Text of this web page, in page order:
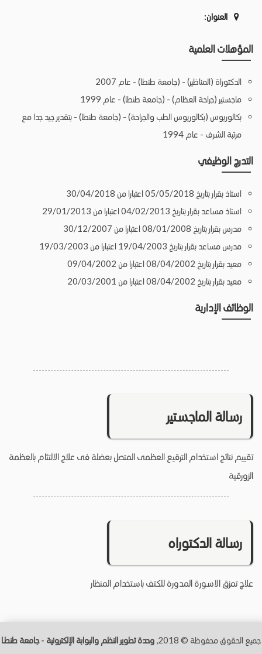
العنوان:
المؤهلات العلمية
الدكتوراة (المناظير) - (جامعة طنطا) - عام 2007
ماجستير (جراحة العظام) - (جامعة طنطا) - عام 1999
بكالوريوس (بكالوريوس الطب والجراحة) - (جامعة طنطا) - بتقدير جيد جدا مع
مرتبة الشرف - عام 1994
التدرج الوظيفي
استاذ بقرار بتاريخ 05/05/2018 اعتبارا من 30/04/2018
استاذ مساعد بقرار بتاريخ 04/02/2013 اعتبارا من 29/01/2013
مدرس بقرار بتاريخ 08/01/2008 اعتبارا من 30/12/2007
مدرس مساعد بقرار بتاريخ 19/04/2003 اعتبارا من 19/03/2003
معيد بقرار بتاريخ 08/04/2002 اعتبارا من 09/04/2002
معيد بقرار بتاريخ 08/04/2002 اعتبارا من 20/03/2001
الوظائف الإدارية
رسالة الماجستير
تقييم نتائج استخدام الترقيع العظمى المتصل بعضلة فى علاج الالتئام بالعظمة
الزورقية
رسالة الدكتوراه
علاج تمزق الاسورة المدورة للكتف باستخدام المنظار
جميع الحقوق محفوظة © 2018,
وحدة تطوير النظم والبوابة الإلكترونية - جامعة طنطــا